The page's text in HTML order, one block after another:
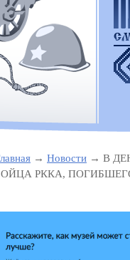
Новости
В
РККА,